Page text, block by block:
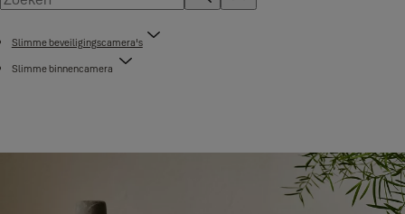
Slimme beveiligingscamera's
Slimme binnencamera